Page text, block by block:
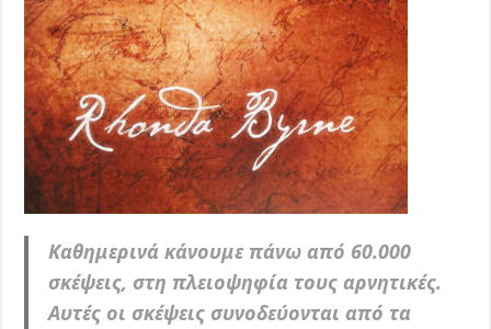
Καθημερινά κάνουμε πάνω από 60.000
σκέψεις, στη πλειοψηφία τους αρνητικές.
Αυτές οι σκέψεις συνοδεύονται από τα